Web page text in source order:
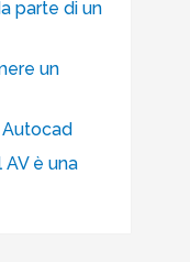
parte di un
un
Autocad
è una